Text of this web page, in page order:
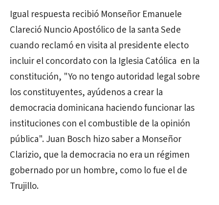
Igual respuesta recibió Monseñor Emanuele
Clareció Nuncio Apostólico de la santa Sede
cuando reclamó en visita al presidente electo
incluir el concordato con la Iglesia Católica en la
constitución, "Yo no tengo autoridad legal sobre
los constituyentes, ayúdenos a crear la
democracia dominicana haciendo funcionar las
instituciones con el combustible de la opinión
pública". Juan Bosch hizo saber a Monseñor
Clarizio, que la democracia no era un régimen
gobernado por un hombre, como lo fue el de
Trujillo.